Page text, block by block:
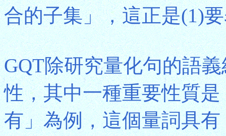
合的子集」，這正是(1)
GQT除研究量化句的語
性，其中一種重要性質
有」為例，這個量詞具